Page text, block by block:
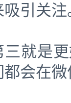
吸引关注
三就是
都会在